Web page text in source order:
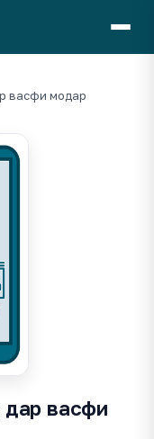
васфи модар
васфи